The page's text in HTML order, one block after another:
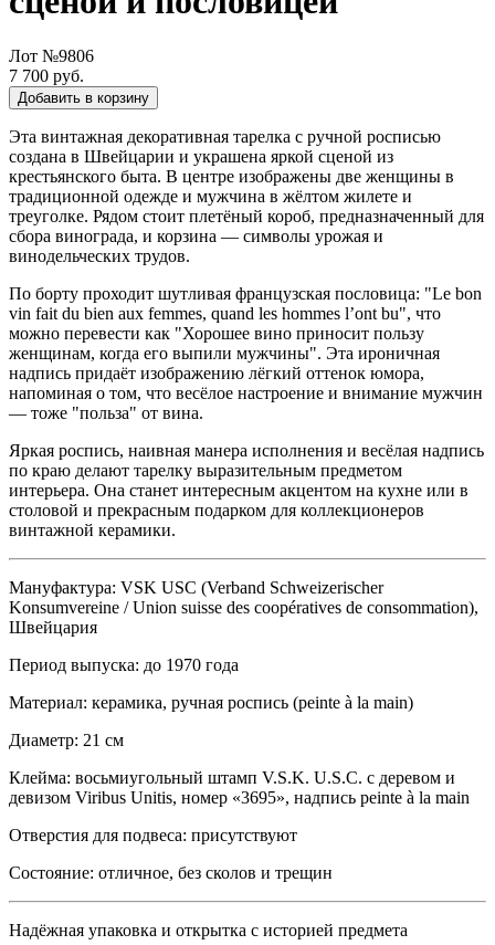
Лот №9806
7 700 руб.
Добавить в корзину
Эта винтажная декоративная тарелка с ручной росписью
создана в Швейцарии и украшена яркой сценой из
крестьянского быта. В центре изображены две женщины в
традиционной одежде и мужчина в жёлтом жилете и
треуголке. Рядом стоит плетёный короб, предназначенный для
сбора винограда, и корзина — символы урожая и
винодельческих трудов.
По борту проходит шутливая французская пословица: "Le bon
vin fait du bien aux femmes, quand les hommes l’ont bu", что
можно перевести как "Хорошее вино приносит пользу
женщинам, когда его выпили мужчины". Эта ироничная
надпись придаёт изображению лёгкий оттенок юмора,
напоминая о том, что весёлое настроение и внимание мужчин
— тоже "польза" от вина.
Яркая роспись, наивная манера исполнения и весёлая надпись
по краю делают тарелку выразительным предметом
интерьера. Она станет интересным акцентом на кухне или в
столовой и прекрасным подарком для коллекционеров
винтажной керамики.
Мануфактура: VSK USC (Verband Schweizerischer
Konsumvereine / Union suisse des coopératives de consommation),
Швейцария
Период выпуска: до 1970 года
Материал: керамика, ручная роспись (peinte à la main)
Диаметр: 21 см
Клейма: восьмиугольный штамп V.S.K. U.S.C. с деревом и
девизом Viribus Unitis, номер «3695», надпись peinte à la main
Отверстия для подвеса: присутствуют
Состояние: отличное, без сколов и трещин
Надёжная упаковка и открытка с историей предмета